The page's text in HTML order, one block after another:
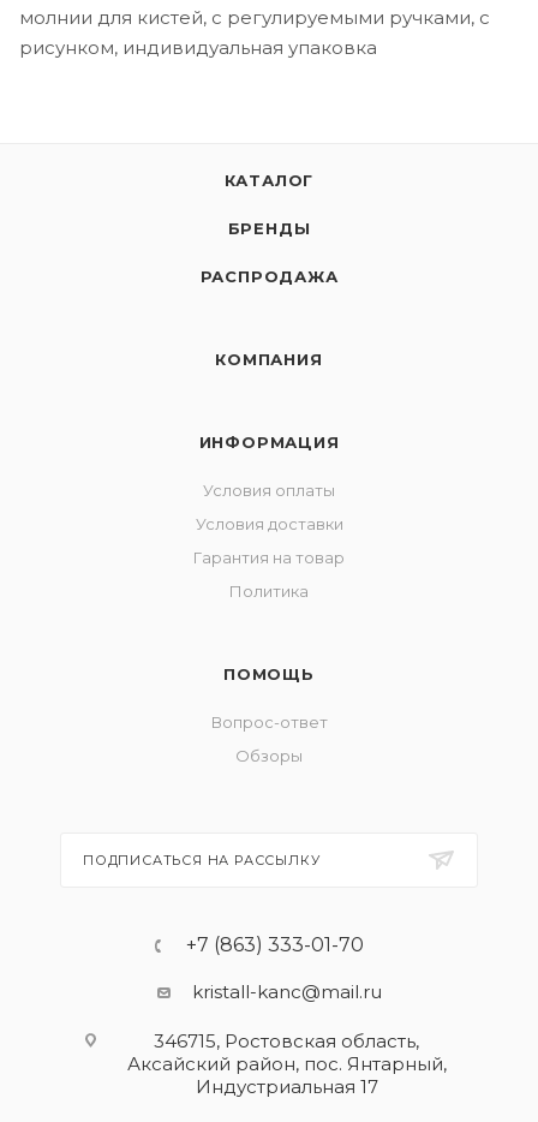
молнии для кистей, с регулируемыми ручками, с
рисунком, индивидуальная упаковка
КАТАЛОГ
БРЕНДЫ
РАСПРОДАЖА
КОМПАНИЯ
ИНФОРМАЦИЯ
Условия оплаты
Условия доставки
Гарантия на товар
Политика
ПОМОЩЬ
Вопрос-ответ
Обзоры
ПОДПИСАТЬСЯ НА РАССЫЛКУ
+7 (863) 333-01-70
kristall-kanc@mail.ru
346715, Ростовская область​,
Аксайский район, пос. Янтарный,
Индустриальная 17